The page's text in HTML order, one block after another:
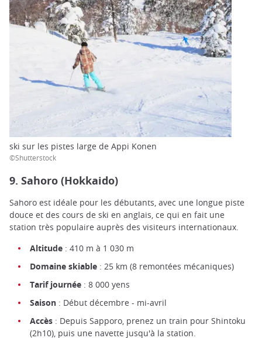
ski sur les pistes large de Appi Konen
©Shutterstock
9. Sahoro (Hokkaido)
Sahoro est idéale pour les débutants, avec une longue piste
douce et des cours de ski en anglais, ce qui en fait une
station très populaire auprès des visiteurs internationaux.
Altitude : 410 m à 1 030 m
Domaine skiable : 25 km (8 remontées mécaniques)
Tarif journée : 8 000 yens
Saison : Début décembre - mi-avril
Accès : Depuis Sapporo, prenez un train pour Shintoku
(2h10), puis une navette jusqu'à la station.